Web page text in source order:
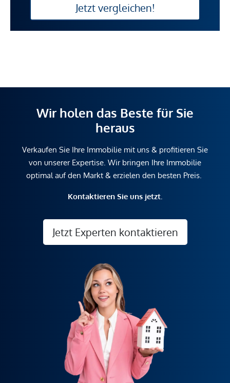
Jetzt vergleichen!
Wir holen das Beste für Sie
heraus
Verkaufen Sie Ihre Immobilie mit uns & profitieren Sie
von unserer Expertise. Wir bringen Ihre Immobilie
optimal auf den Markt & erzielen den besten Preis.
Kontaktieren Sie uns jetzt.
Jetzt Experten kontaktieren